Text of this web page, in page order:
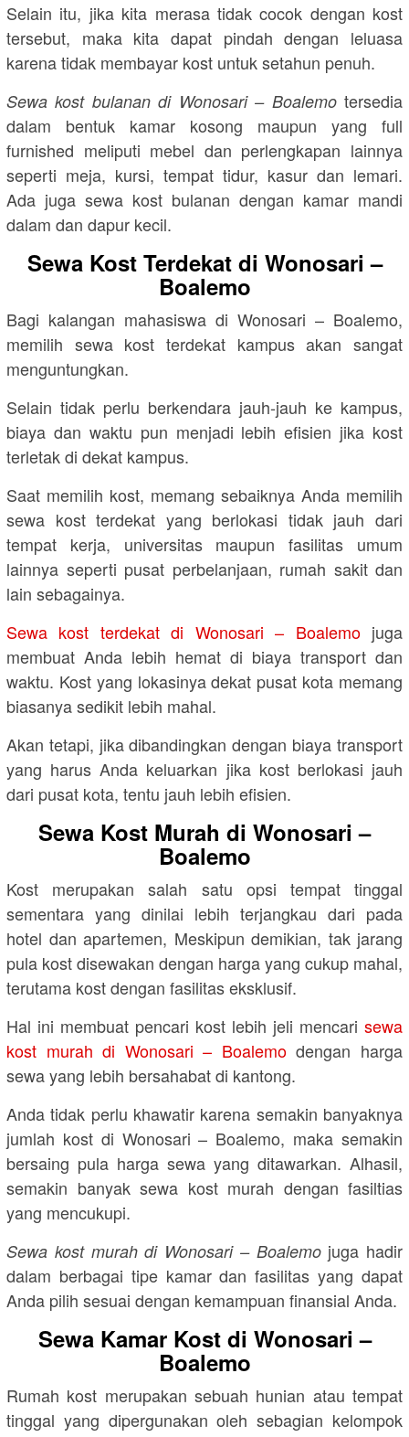
Selain itu, jika kita merasa tidak cocok dengan kost
tersebut, maka kita dapat pindah dengan leluasa
karena tidak membayar kost untuk setahun penuh.
Sewa kost bulanan di Wonosari – Boalemotersedia
dalam bentuk kamar kosong maupun yang full
furnished meliputi mebel dan perlengkapan lainnya
seperti meja, kursi, tempat tidur, kasur dan lemari.
Ada juga sewa kost bulanan dengan kamar mandi
dalam dan dapur kecil.
Sewa Kost Terdekat di Wonosari –
Boalemo
Bagi kalangan mahasiswa di Wonosari – Boalemo,
memilih sewa kost terdekat kampus akan sangat
menguntungkan.
Selain tidak perlu berkendara jauh-jauh ke kampus,
biaya dan waktu pun menjadi lebih efisien jika kost
terletak di dekat kampus.
Saat memilih kost, memang sebaiknya Anda memilih
sewa kost terdekat yang berlokasi tidak jauh dari
tempat kerja, universitas maupun fasilitas umum
lainnya seperti pusat perbelanjaan, rumah sakit dan
lain sebagainya.
Sewa kost terdekat di Wonosari – Boalemojuga
membuat Anda lebih hemat di biaya transport dan
waktu. Kost yang lokasinya dekat pusat kota memang
biasanya sedikit lebih mahal.
Akan tetapi, jika dibandingkan dengan biaya transport
yang harus Anda keluarkan jika kost berlokasi jauh
dari pusat kota, tentu jauh lebih efisien.
Sewa Kost Murah di Wonosari –
Boalemo
Kost merupakan salah satu opsi tempat tinggal
sementara yang dinilai lebih terjangkau dari pada
hotel dan apartemen, Meskipun demikian, tak jarang
pula kost disewakan dengan harga yang cukup mahal,
terutama kost dengan fasilitas eksklusif.
Hal ini membuat pencari kost lebih jeli mencari sewa
kost murah di Wonosari – Boalemodengan harga
sewa yang lebih bersahabat di kantong.
Anda tidak perlu khawatir karena semakin banyaknya
jumlah kost di Wonosari – Boalemo, maka semakin
bersaing pula harga sewa yang ditawarkan. Alhasil,
semakin banyak sewa kost murah dengan fasiltias
yang mencukupi.
Sewa kost murah di Wonosari – Boalemojuga hadir
dalam berbagai tipe kamar dan fasilitas yang dapat
Anda pilih sesuai dengan kemampuan finansial Anda.
Sewa Kamar Kost di Wonosari –
Boalemo
Rumah kost merupakan sebuah hunian atau tempat
tinggal yang dipergunakan oleh sebagian kelompok